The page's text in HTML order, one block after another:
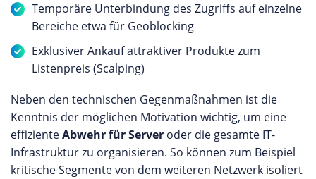
Temporäre Unterbindung des Zugriffs auf einzelne
Bereiche etwa für Geoblocking
Exklusiver Ankauf attraktiver Produkte zum
Listenpreis (Scalping)
Neben den technischen Gegenmaßnahmen ist die
Kenntnis der möglichen Motivation wichtig, um eine
effizienteAbwehr für Server oder die gesamte IT-
Infrastruktur zu organisieren. So können zum Beispiel
kritische Segmente von dem weiteren Netzwerk isoliert